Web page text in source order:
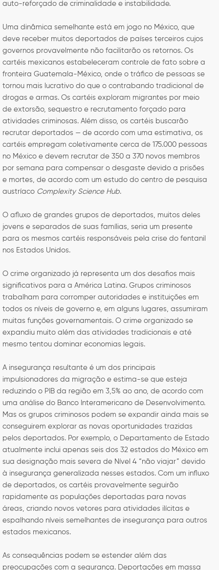
auto-reforçado de criminalidade e instabilidade.
Uma dinâmica semelhante está em jogo no México, que
deve receber muitos deportados de países terceiros cujos
governos provavelmente não facilitarão os retornos. Os
cartéis mexicanos estabeleceram controle de fato sobre a
fronteira Guatemala-México, onde o tráfico de pessoas se
tornou mais lucrativo do que o contrabando tradicional de
drogas e armas. Os cartéis exploram migrantes por meio
de extorsão, sequestro e recrutamento forçado para
atividades criminosas. Além disso, os cartéis buscarão
recrutar deportados — de acordo com uma estimativa, os
cartéis empregam coletivamente cerca de 175.000 pessoas
no México e devem recrutar de 350 a 370 novos membros
por semana para compensar o desgaste devido a prisões
e mortes, de acordo com um estudo do centro de pesquisa
austríaco Complexity Science Hub.
O afluxo de grandes grupos de deportados, muitos deles
jovens e separados de suas famílias, seria um presente
para os mesmos cartéis responsáveis ​​pela crise do fentanil
nos Estados Unidos.
O crime organizado já representa um dos desafios mais
significativos para a América Latina. Grupos criminosos
trabalham para corromper autoridades e instituições em
todos os níveis de governo e, em alguns lugares, assumiram
muitas funções governamentais. O crime organizado se
expandiu muito além das atividades tradicionais e até
mesmo tentou dominar economias legais.
A insegurança resultante é um dos principais
impulsionadores da migração e estima-se que esteja
reduzindo o PIB da região em 3,5% ao ano, de acordo com
uma análise do Banco Interamericano de Desenvolvimento.
Mas os grupos criminosos podem se expandir ainda mais se
conseguirem explorar as novas oportunidades trazidas
pelos deportados. Por exemplo, o Departamento de Estado
atualmente inclui apenas seis dos 32 estados do México em
sua designação mais severa de Nível 4 “não viajar” devido
à insegurança generalizada nesses estados. Com um influxo
de deportados, os cartéis provavelmente seguirão
rapidamente as populações deportadas para novas
áreas, criando novos vetores para atividades ilícitas e
espalhando níveis semelhantes de insegurança para outros
estados mexicanos.
As consequências podem se estender além das
preocupações com a segurança. Deportações em massa